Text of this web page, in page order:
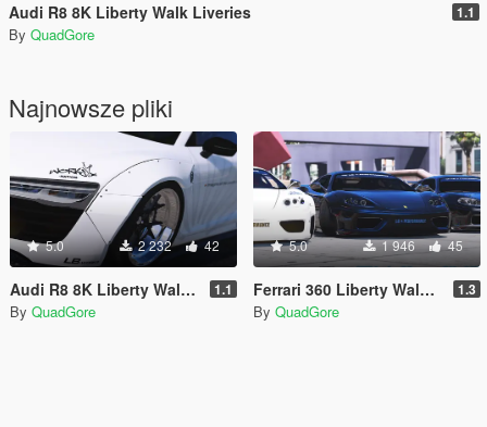
Audi R8 8K Liberty Walk Liveries 1.1
By QuadGore
Najnowsze pliki
5.0 2 232 42
Audi R8 8K Liberty Walk Liveries 1.1
By QuadGore
5.0 1 946 45
Ferrari 360 Liberty Walk Livery Pack 8K / 4K 1.3
By QuadGore